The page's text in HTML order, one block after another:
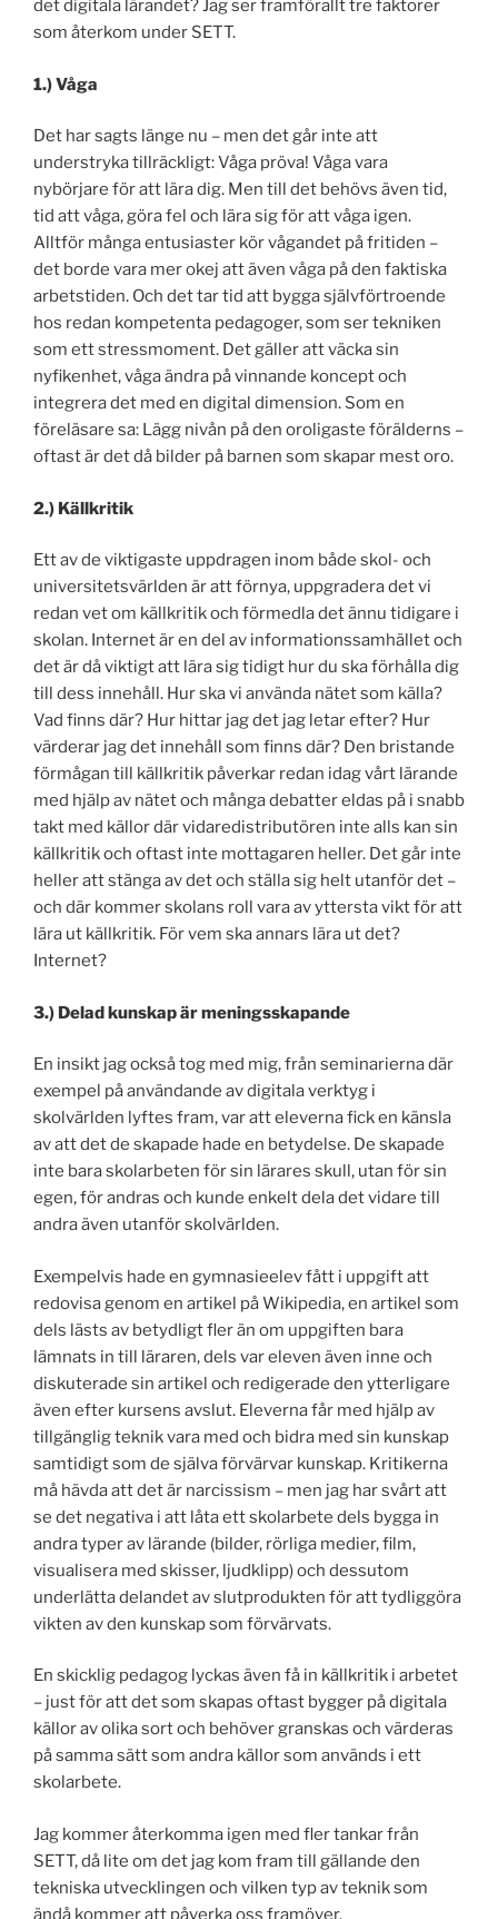
det digitala lärandet? Jag ser framförallt tre faktorer
som återkom under SETT.
1.) Våga
Det har sagts länge nu – men det går inte att
understryka tillräckligt: Våga pröva! Våga vara
nybörjare för att lära dig. Men till det behövs även tid,
tid att våga, göra fel och lära sig för att våga igen.
Alltför många entusiaster kör vågandet på fritiden –
det borde vara mer okej att även våga på den faktiska
arbetstiden. Och det tar tid att bygga självförtroende
hos redan kompetenta pedagoger, som ser tekniken
som ett stressmoment. Det gäller att väcka sin
nyfikenhet, våga ändra på vinnande koncept och
integrera det med en digital dimension. Som en
föreläsare sa: Lägg nivån på den oroligaste förälderns –
oftast är det då bilder på barnen som skapar mest oro.
2.) Källkritik
Ett av de viktigaste uppdragen inom både skol- och
universitetsvärlden är att förnya, uppgradera det vi
redan vet om källkritik och förmedla det ännu tidigare i
skolan. Internet är en del av informationssamhället och
det är då viktigt att lära sig tidigt hur du ska förhålla dig
till dess innehåll. Hur ska vi använda nätet som källa?
Vad finns där? Hur hittar jag det jag letar efter? Hur
värderar jag det innehåll som finns där? Den bristande
förmågan till källkritik påverkar redan idag vårt lärande
med hjälp av nätet och många debatter eldas på i snabb
takt med källor där vidaredistributören inte alls kan sin
källkritik och oftast inte mottagaren heller. Det går inte
heller att stänga av det och ställa sig helt utanför det –
och där kommer skolans roll vara av yttersta vikt för att
lära ut källkritik. För vem ska annars lära ut det?
Internet?
3.) Delad kunskap är meningsskapande
En insikt jag också tog med mig, från seminarierna där
exempel på användande av digitala verktyg i
skolvärlden lyftes fram, var att eleverna fick en känsla
av att det de skapade hade en betydelse. De skapade
inte bara skolarbeten för sin lärares skull, utan för sin
egen, för andras och kunde enkelt dela det vidare till
andra även utanför skolvärlden.
Exempelvis hade en gymnasieelev fått i uppgift att
redovisa genom en artikel på Wikipedia, en artikel som
dels lästs av betydligt fler än om uppgiften bara
lämnats in till läraren, dels var eleven även inne och
diskuterade sin artikel och redigerade den ytterligare
även efter kursens avslut. Eleverna får med hjälp av
tillgänglig teknik vara med och bidra med sin kunskap
samtidigt som de själva förvärvar kunskap. Kritikerna
må hävda att det är narcissism – men jag har svårt att
se det negativa i att låta ett skolarbete dels bygga in
andra typer av lärande (bilder, rörliga medier, film,
visualisera med skisser, ljudklipp) och dessutom
underlätta delandet av slutprodukten för att tydliggöra
vikten av den kunskap som förvärvats.
En skicklig pedagog lyckas även få in källkritik i arbetet
– just för att det som skapas oftast bygger på digitala
källor av olika sort och behöver granskas och värderas
på samma sätt som andra källor som används i ett
skolarbete.
Jag kommer återkomma igen med fler tankar från
SETT, då lite om det jag kom fram till gällande den
tekniska utvecklingen och vilken typ av teknik som
ändå kommer att påverka oss framöver.